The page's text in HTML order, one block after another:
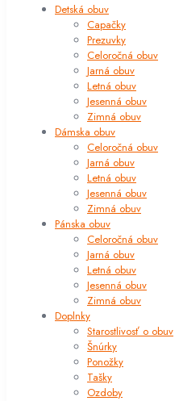
Detská obuv
Capačky
Prezuvky
Celoročná obuv
Jarná obuv
Letná obuv
Jesenná obuv
Zimná obuv
Dámska obuv
Celoročná obuv
Jarná obuv
Letná obuv
Jesenná obuv
Zimná obuv
Pánska obuv
Celoročná obuv
Jarná obuv
Letná obuv
Jesenná obuv
Zimná obuv
Doplnky
Starostlivosť o obuv
Šnúrky
Ponožky
Tašky
Ozdoby